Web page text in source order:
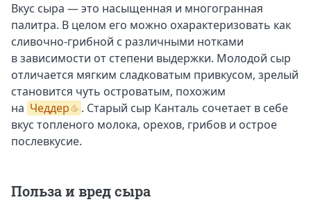
Вкус сыра — это насыщенная и многогранная
палитра. В целом его можно охарактеризовать как
сливочно-грибной с различными нотками
в зависимости от степени выдержки. Молодой сыр
отличается мягким сладковатым привкусом, зрелый
становится чуть островатым, похожим
на Чеддер
. Старый сыр Канталь сочетает в себе
вкус топленого молока, орехов, грибов и острое
послевкусие.
Польза и вред сыра